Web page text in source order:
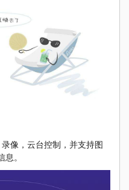
像，云台控制，并支持图
。